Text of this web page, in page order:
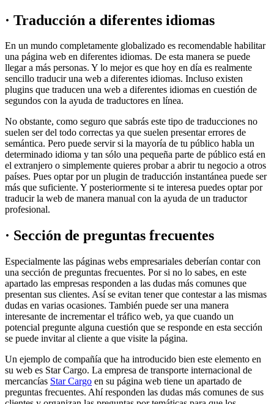
· Traducción a diferentes idiomas
En un mundo completamente globalizado es recomendable habilitar
una página web en diferentes idiomas. De esta manera se puede
llegar a más personas. Y lo mejor es que hoy en día es realmente
sencillo traducir una web a diferentes idiomas. Incluso existen
plugins que traducen una web a diferentes idiomas en cuestión de
segundos con la ayuda de traductores en línea.
No obstante, como seguro que sabrás este tipo de traducciones no
suelen ser del todo correctas ya que suelen presentar errores de
semántica. Pero puede servir si la mayoría de tu público habla un
determinado idioma y tan sólo una pequeña parte de público está en
el extranjero o simplemente quieres probar a abrir tu negocio a otros
países. Pues optar por un plugin de traducción instantánea puede ser
más que suficiente. Y posteriormente si te interesa puedes optar por
traducir la web de manera manual con la ayuda de un traductor
profesional.
· Sección de preguntas frecuentes
Especialmente las páginas webs empresariales deberían contar con
una sección de preguntas frecuentes. Por si no lo sabes, en este
apartado las empresas responden a las dudas más comunes que
presentan sus clientes. Así se evitan tener que contestar a las mismas
dudas en varias ocasiones. También puede ser una manera
interesante de incrementar el tráfico web, ya que cuando un
potencial pregunte alguna cuestión que se responde en esta sección
se puede invitar al cliente a que visite la página.
Un ejemplo de compañía que ha introducido bien este elemento en
su web es Star Cargo. La empresa de transporte internacional de
mercancías Star Cargo en su página web tiene un apartado de
preguntas frecuentes. Ahí responden las dudas más comunes de sus